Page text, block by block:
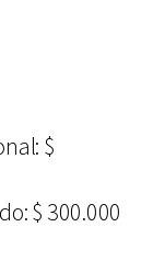
$
$ 300.000